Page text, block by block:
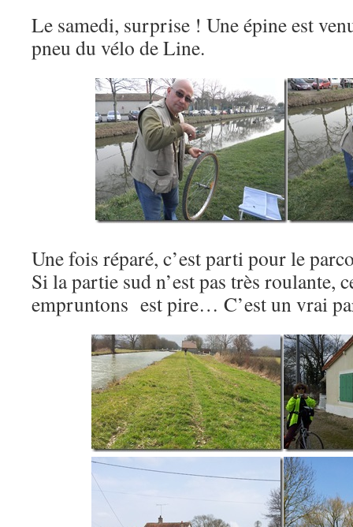
Le samedi, surprise ! Une épine est
pneu du vélo de Line.
Une fois réparé, c’est parti pour le
Si la partie sud n’est pas très roulante,
empruntons est pire… C’est un vrai